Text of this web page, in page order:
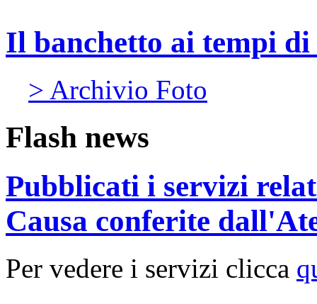
Il banchetto ai tempi di
> Archivio Foto
Flash news
Pubblicati i servizi
Causa conferite
Per vedere i servizi clicca